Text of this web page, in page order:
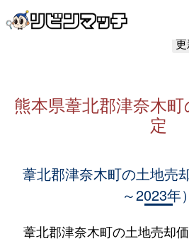
熊本県葦北郡津奈木
定
葦北郡津奈木町の土地売
～2023年）
葦北郡津奈木町の土地売却価